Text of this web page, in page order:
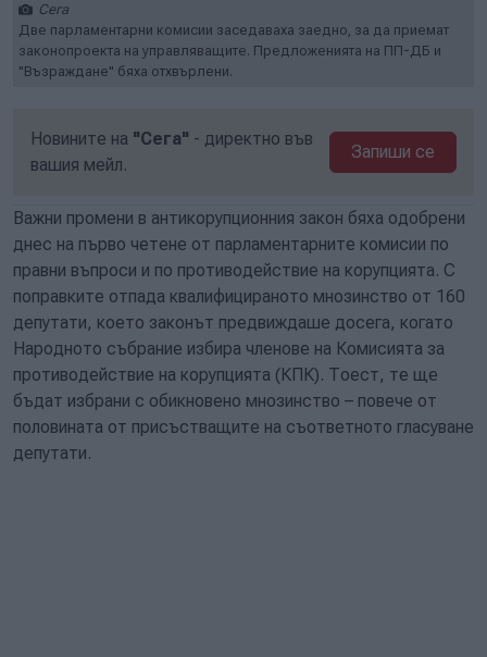
Сега
Две парламентарни комисии заседаваха заедно, за да приемат
законопроекта на управляващите. Предложенията на ПП-ДБ и
"Възраждане" бяха отхвърлени.
Новините на "Сега" - директно във
вашия мейл.
Запиши се
Важни промени в антикорупционния закон бяха одобрени
днес на първо четене от парламентарните комисии по
правни въпроси и по противодействие на корупцията. С
поправките отпада квалифицираното мнозинство от 160
депутати, което законът предвиждаше досега, когато
Народното събрание избира членове на Комисията за
противодействие на корупцията (КПК). Тоест, те ще
бъдат избрани с обикновено мнозинство – повече от
половината от присъстващите на съответното гласуване
депутати.